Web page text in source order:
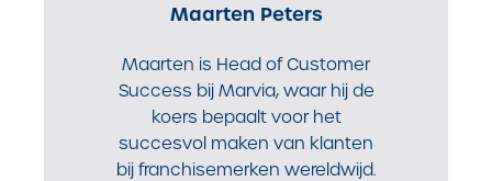
Maarten Peters
Maarten is Head of Customer
Success bij Marvia, waar hij de
koers bepaalt voor het
succesvol maken van klanten
bij franchisemerken wereldwijd.